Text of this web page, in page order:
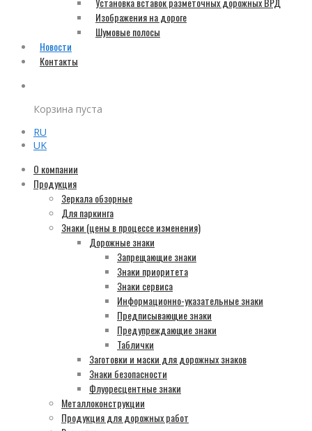
Изображения на дороге
Шумовые полосы
Новости
Контакты
Корзина пуста
RU
UK
О компании
Продукция
Зеркала обзорные
Для паркинга
Знаки (цены в процессе изменения)
Дорожные знаки
Запрещающие знаки
Знаки приоритета
Знаки сервиса
Информационно-указательные знаки
Предписывающие знаки
Предупреждающие знаки
Таблички
Заготовки и маски для дорожных знаков
Знаки безопасности
Флуоресцентные знаки
Металлоконструкции
Продукция для дорожных работ